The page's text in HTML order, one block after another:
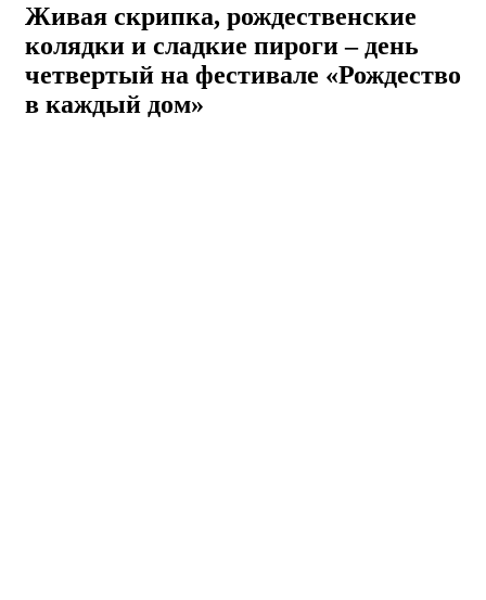
Живая скрипка, рождественские
колядки и сладкие пироги – день
четвертый на фестивале «Рождество
в каждый дом»